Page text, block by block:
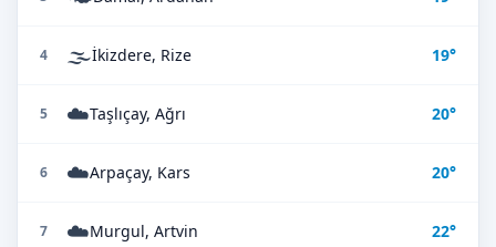
4 🌫️İkizdere, Rize 19°
5 ☁️Taşlıçay, Ağrı 20°
6 ☁️Arpaçay, Kars 20°
7 ☁️Murgul, Artvin 22°